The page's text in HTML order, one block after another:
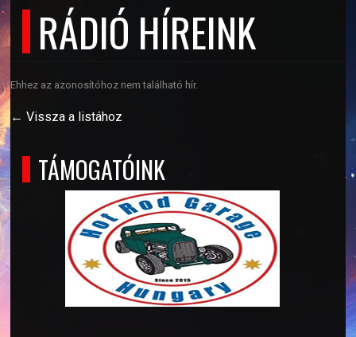
RÁDIÓ HÍREINK
Ehhez az azonosítóhoz nem található hír.
← Vissza a listához
TÁMOGATÓINK